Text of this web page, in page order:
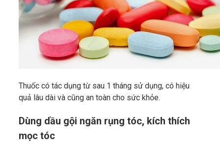
Thuốc có tác dụng từ sau 1 tháng sử dụng, có hiệu
quả lâu dài và cũng an toàn cho sức khỏe.
Dùng dầu gội ngăn rụng tóc, kích thích
mọc tóc